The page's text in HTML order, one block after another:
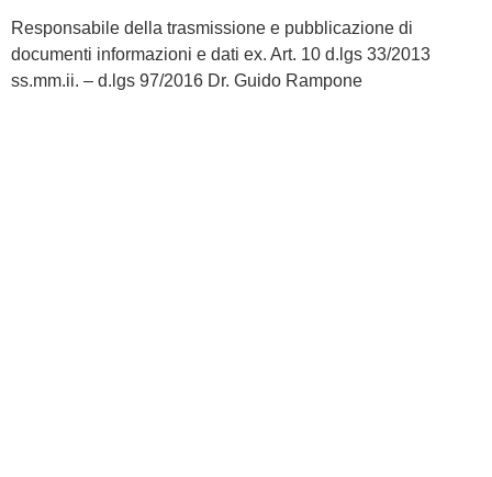
Responsabile della trasmissione e pubblicazione di
documenti informazioni e dati ex. Art. 10 d.lgs 33/2013
ss.mm.ii. – d.lgs 97/2016 Dr. Guido Rampone